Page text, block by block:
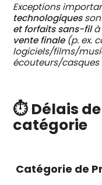
Exceptions
technologiques
et forfaits sans-filà
vente finale(p. ex.
logiciels/films/
écouteurs/casques
⏱️ Délais
catégorie
Catégorie de